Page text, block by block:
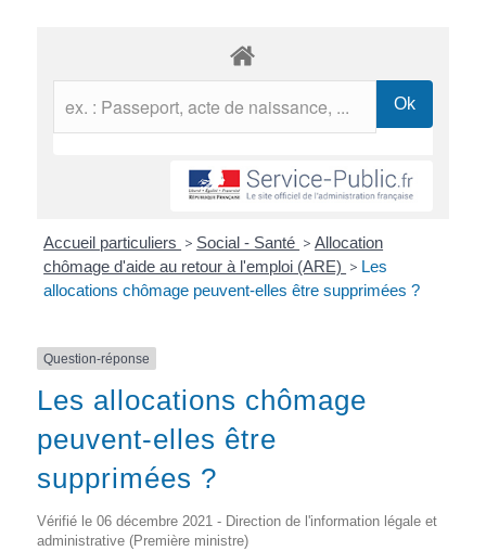
Accueil particuliers > Social - Santé > Allocation
chômage d'aide au retour à l'emploi (ARE) > Les
allocations chômage peuvent-elles être supprimées ?
Question-réponse
Les allocations chômage
peuvent-elles être
supprimées ?
Vérifié le 06 décembre 2021 - Direction de l'information légale et
administrative (Première ministre)